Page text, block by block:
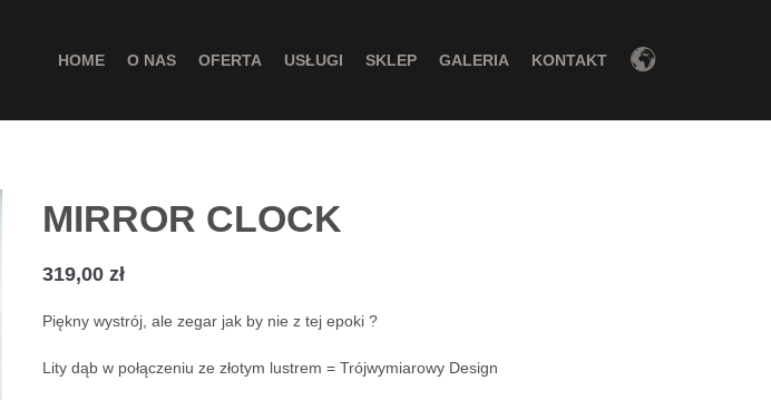
HOME O NAS OFERTA USŁUGI SKLEP GALERIA KONTAKT
MIRROR CLOCK
319,00zł
Piękny wystrój, ale zegar jak by nie z tej epoki ?
Lity dąb w połączeniu ze złotym lustrem = Trójwymiarowy Design